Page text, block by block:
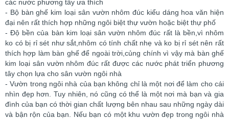
các nước phương tây ưa thích
- Bộ bàn ghế kim loại sân vườn nhôm đúc kiểu dáng hoa văn hiện
đại nên rất thích hợp những ngôi biệt thự vườn hoặc biệt thự phố
- Độ bền của bàn kim loại sân vườn nhôm đúc rất là bền,vì nhôm
ko có bị rỉ sét như sắt,nhôm có tính chất nhẹ và ko bị rỉ sét nên rất
thích hợp làm bàn ghế để ngoài trời,củng chính vì vậy mà bàn ghế
kim loại sân vườn nhôm đúc rất được các nước phát triển phương
tây chọn lựa cho sân vườn ngôi nhà
- Vườn trong ngôi nhà của bạn không chỉ là một nơi để làm cho cái
nhìn đẹp hơn. Tuy nhiên, nó cũng có thể là một nơi mà bạn và gia
đình của bạn có thời gian chất lượng bên nhau sau những ngày dài
và bận rộn của bạn. Nếu bạn có một khu vườn đẹp trong ngôi nhà